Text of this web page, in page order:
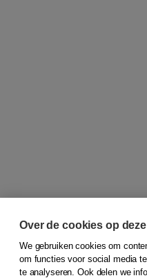
© 2026Koninklijke Boom
Over de cookies op
We gebruiken cookies om
om functies voor social media
te analyseren. Ook delen we